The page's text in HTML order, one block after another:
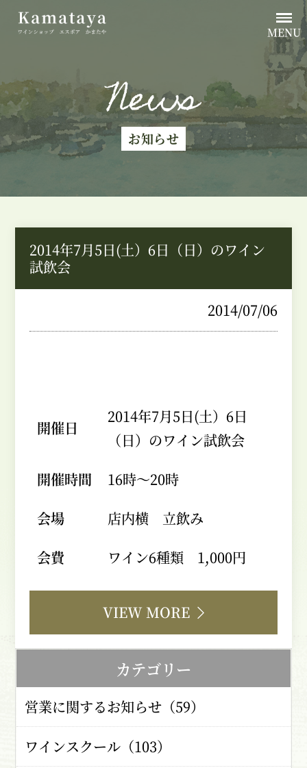
MENU
News
お知らせ
2014年7月5日(土）6日（日）のワイン
試飲会
2014/07/06
開催日
2014年7月5日(土）6日
（日）のワイン試飲会
開催時間
16時～20時
会場
店内横 立飲み
会費
ワイン6種類 1,000円
VIEW MORE
カテゴリー
営業に関するお知らせ（59）
ワインスクール（103）